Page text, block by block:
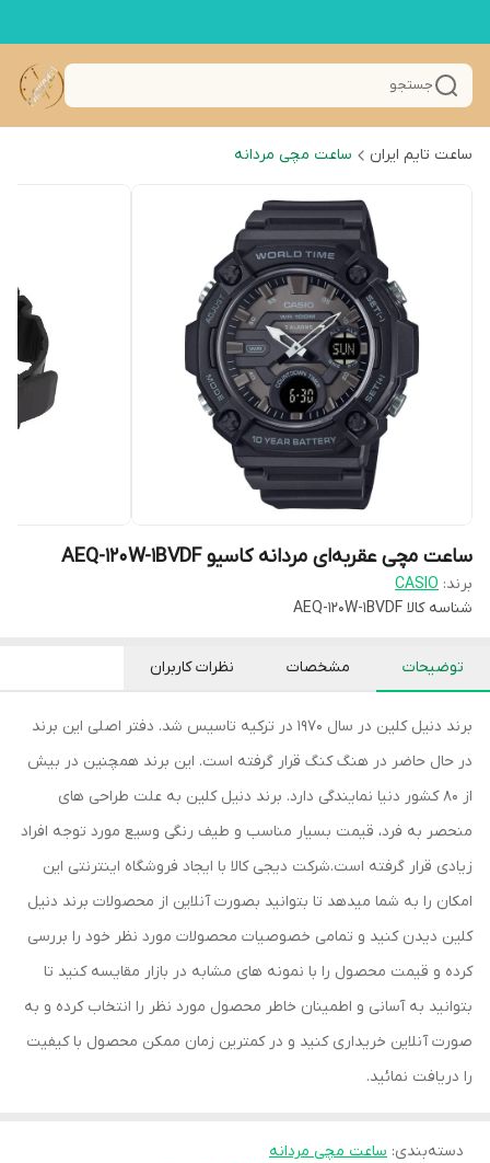
جستجو
ساعت تایم ایران ساعت مچی مردانه
ساعت مچی عقربه‌ای مردانه کاسیو AEQ-120W-1BVDF
برند: CASIO
شناسه کالا AEQ-120W-1BVDF
توضیحات مشخصات نظرات کاربران
برند دنیل کلین در سال 1970 در ترکیه تاسیس شد. دفتر اصلی این برند
در حال حاضر در هنگ کنگ قرار گرفته است. این برند همچنین در بیش
از 80 کشور دنیا نمایندگی دارد. برند دنیل کلین به علت طراحی های
منحصر به فرد، قیمت بسیار مناسب و طیف رنگی وسیع مورد توجه افراد
زیادی قرار گرفته است.شرکت دیجی کالا با ایجاد فروشگاه اینترنتی این
امکان را به شما میدهد تا بتوانید بصورت آنلاین از محصولات برند دنیل
کلین دیدن کنید و تمامی خصوصیات محصولات مورد نظر خود را بررسی
کرده و قیمت محصول را با نمونه های مشابه در بازار مقایسه کنید تا
بتوانید به آسانی و اطمینان خاطر محصول مورد نظر را انتخاب کرده و به
صورت آنلاین خریداری کنید و در کمترین زمان ممکن محصول با کیفیت
را دریافت نمائید.
دسته‌بندی: ساعت مچی مردانه